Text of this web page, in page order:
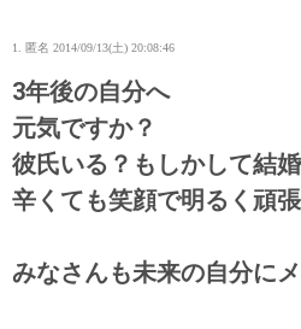
1. 匿名 2014/09/13(土) 20:08:46
3年後の自分へ
元気ですか？
彼氏いる？もしかして結
辛くても笑顔で明るく頑張
みなさんも未来の自分に